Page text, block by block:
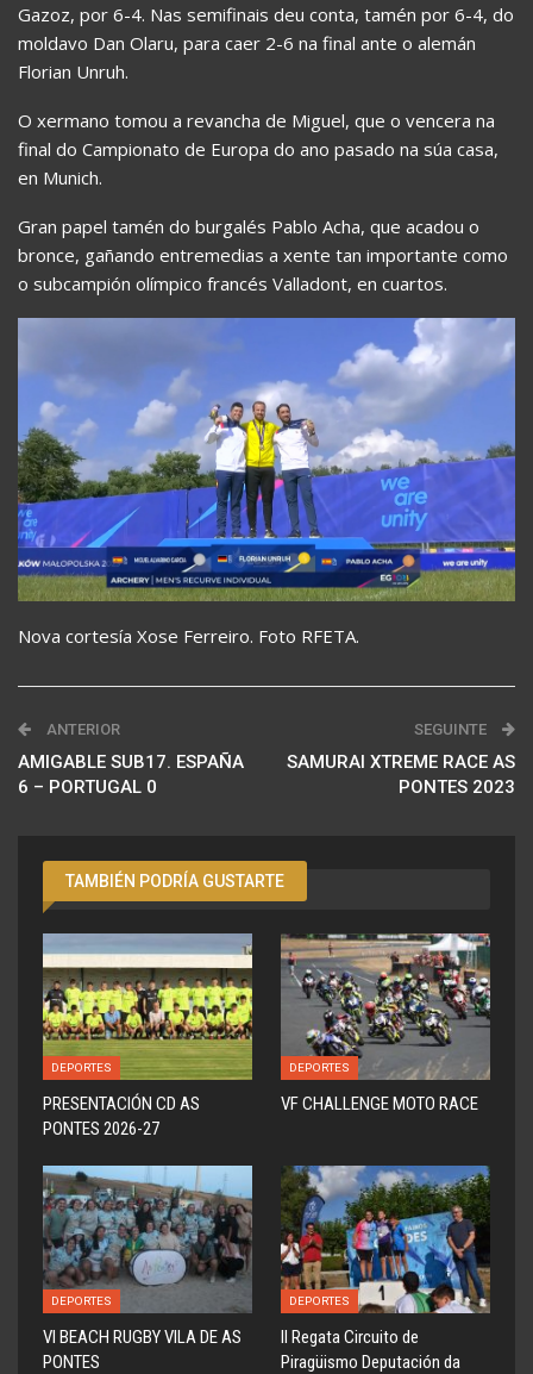
Gazoz, por 6-4. Nas semifinais deu conta, tamén por 6-4, do
moldavo Dan Olaru, para caer 2-6 na final ante o alemán
Florian Unruh.
O xermano tomou a revancha de Miguel, que o vencera na
final do Campionato de Europa do ano pasado na súa casa,
en Munich.
Gran papel tamén do burgalés Pablo Acha, que acadou o
bronce, gañando entremedias a xente tan importante como
o subcampión olímpico francés Valladont, en cuartos.
Nova cortesía Xose Ferreiro. Foto RFETA.
ANTERIOR
AMIGABLE SUB17. ESPAÑA
6 – PORTUGAL 0
SEGUINTE
SAMURAI XTREME RACE AS
PONTES 2023
TAMBIÉN PODRÍA GUSTARTE
DEPORTES
PRESENTACIÓN CD AS
PONTES 2026-27
DEPORTES
VF CHALLENGE MOTO RACE
DEPORTES
VI BEACH RUGBY VILA DE AS
PONTES
DEPORTES
ll Regata Circuito de
Piragüismo Deputación da